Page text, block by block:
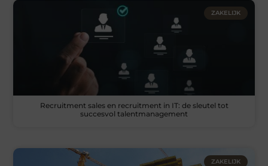
ZAKELIJK
Recruitment sales en recruitment in IT: de sleutel tot
succesvol talentmanagement
ZAKELIJK